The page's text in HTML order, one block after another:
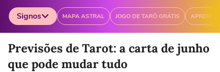
Signos MAPA ASTRAL JOGO DE TARÔ GRÁTIS
Selecione o signo para ver as notícias
Previsões de Tarot: a carta de junho
que pode mudar tudo